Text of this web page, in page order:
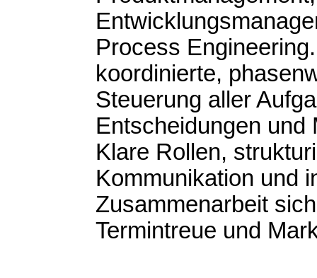
Process
koordinierte,
Steuerung aller
Entscheidungen und
Klare Rollen,
Kommunikation und
Zusammenarbeit
Termintreue und